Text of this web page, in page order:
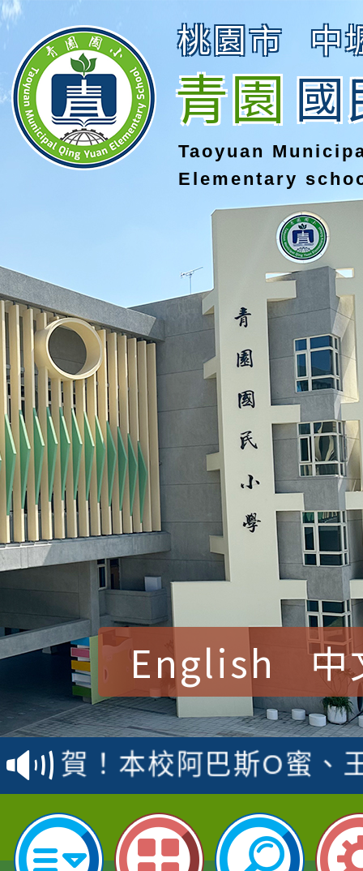
桃園市 中
青園國
Taoyuan
Elementary
English 中
賀！本校參加桃園市中
賽 洪綺君教師榮獲社
名
賀！本校阿巴斯O蜜、
倩參加桃園市科展 國
名 指導老師王老師、
賀！本校四年二班張O
園市英語競賽國小朗
賀！本校參加桃園市中